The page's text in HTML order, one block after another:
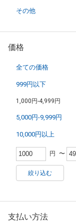
その他
価格
全ての価格
999円以下
1,000円-4,999円
5,000円-9,999円
10,000円以上
円 〜
絞り込む
支払い方法